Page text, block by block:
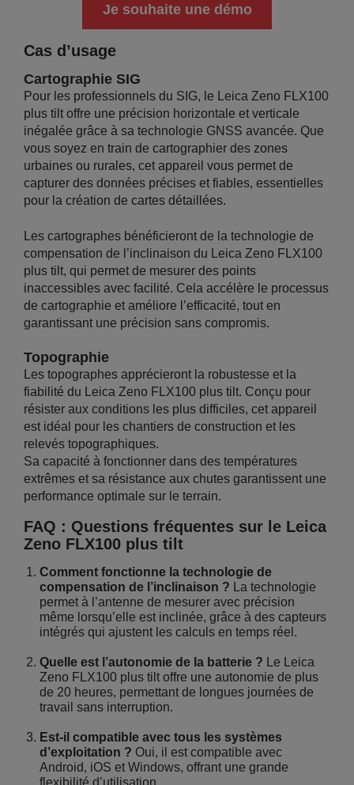
Je souhaite une démo
Cas d’usage
Cartographie SIG
Pour les professionnels du SIG, le Leica Zeno FLX100
plus tilt offre une précision horizontale et verticale
inégalée grâce à sa technologie GNSS avancée. Que
vous soyez en train de cartographier des zones
urbaines ou rurales, cet appareil vous permet de
capturer des données précises et fiables, essentielles
pour la création de cartes détaillées.
Les cartographes bénéficieront de la technologie de
compensation de l’inclinaison du Leica Zeno FLX100
plus tilt, qui permet de mesurer des points
inaccessibles avec facilité. Cela accélère le processus
de cartographie et améliore l’efficacité, tout en
garantissant une précision sans compromis.
Topographie
Les topographes apprécieront la robustesse et la
fiabilité du Leica Zeno FLX100 plus tilt. Conçu pour
résister aux conditions les plus difficiles, cet appareil
est idéal pour les chantiers de construction et les
relevés topographiques.
Sa capacité à fonctionner dans des températures
extrêmes et sa résistance aux chutes garantissent une
performance optimale sur le terrain.
FAQ : Questions fréquentes sur le Leica
Zeno FLX100 plus tilt
Comment fonctionne la technologie de
compensation de l’inclinaison ? La technologie
permet à l’antenne de mesurer avec précision
même lorsqu’elle est inclinée, grâce à des capteurs
intégrés qui ajustent les calculs en temps réel.
Quelle est l’autonomie de la batterie ? Le Leica
Zeno FLX100 plus tilt offre une autonomie de plus
de 20 heures, permettant de longues journées de
travail sans interruption.
Est-il compatible avec tous les systèmes
d’exploitation ? Oui, il est compatible avec
Android, iOS et Windows, offrant une grande
flexibilité d’utilisation.